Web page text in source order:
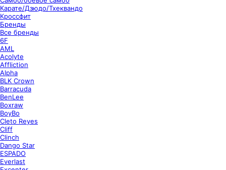
Карате/Дзюдо/Тхеквандо
Кроссфит
Бренды
Все бренды
6F
AML
Acolyte
Affliction
Alpha
BLK Crown
Barracuda
BenLee
Boxraw
BoyBo
Cleto Reyes
Cliff
Clinch
Dango Star
ESPADO
Everlast